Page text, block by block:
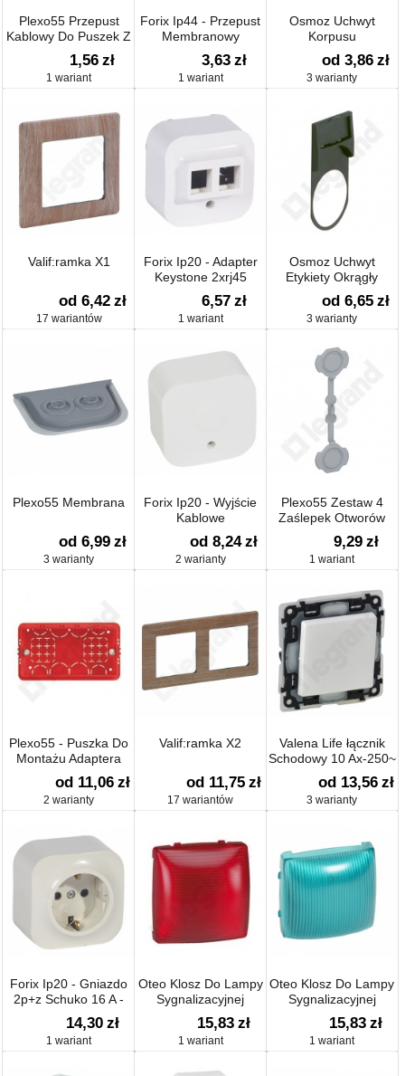
Plexo55 Przepust
Kablowy Do Puszek Z
Pokrywą
Zatrzaskiwaną
1,56 zł
1 wariant
Forix Ip44 - Przepust
Membranowy
3,63 zł
1 wariant
Osmoz Uchwyt
Korpusu
od 3,86 zł
3 warianty
Valif:ramka X1
od 6,42 zł
17 wariantów
Forix Ip20 - Adapter
Keystone 2xrj45
6,57 zł
1 wariant
Osmoz Uchwyt
Etykiety Okrągły
od 6,65 zł
3 warianty
Plexo55 Membrana
od 6,99 zł
3 warianty
Forix Ip20 - Wyjście
Kablowe
od 8,24 zł
2 warianty
Plexo55 Zestaw 4
Zaślepek Otworów
śrub9,29 zł
1 wariant
Plexo55 - Puszka Do
Montażu Adaptera
od 11,06 zł
2 warianty
Valif:ramka X2
od 11,75 zł
17 wariantów
Valena Life łącznik
Schodowy 10 Ax-250~
od 13,56 zł
3 warianty
Forix Ip20 - Gniazdo
2p+z Schuko 16 A -
250 V
14,30 zł
1 wariant
Oteo Klosz Do Lampy
Sygnalizacyjnej
15,83 zł
1 wariant
Oteo Klosz Do Lampy
Sygnalizacyjnej
15,83 zł
1 wariant